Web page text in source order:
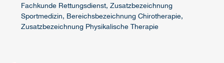
Fachkunde Rettungsdienst, Zusatzbezeichnung
Sportmedizin, Bereichsbezeichnung Chirotherapie,
Zusatzbezeichnung Physikalische Therapie